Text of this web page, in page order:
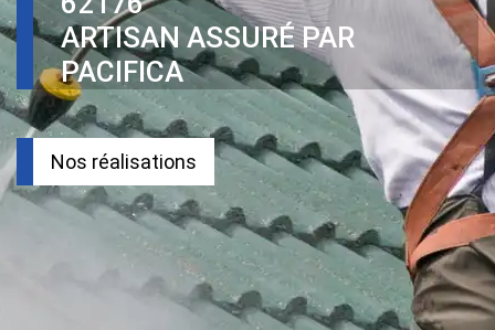
ARTISAN ASSURÉ PAR
PACIFICA
Nos réalisations